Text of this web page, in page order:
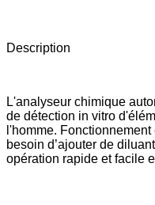
Description
L'analyseur chimique
de détection in vitro
l'homme.
besoin d’ajouter de
opération rapide et facile